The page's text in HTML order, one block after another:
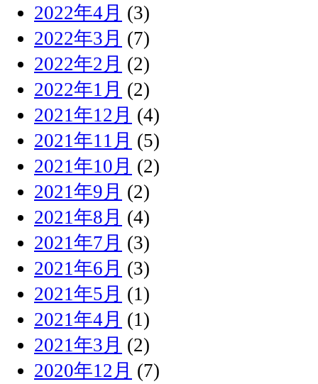
2022年4月 (3)
2022年3月 (7)
2022年2月 (2)
2022年1月 (2)
2021年12月 (4)
2021年11月 (5)
2021年10月 (2)
2021年9月 (2)
2021年8月 (4)
2021年7月 (3)
2021年6月 (3)
2021年5月 (1)
2021年4月 (1)
2021年3月 (2)
2020年12月 (7)